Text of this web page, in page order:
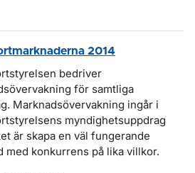
2014
bedriver
för samtliga
Marknadsövervakning ingår i
myndighetsuppdrag
är skapa en väl fungerande
med konkurrens på lika villkor.